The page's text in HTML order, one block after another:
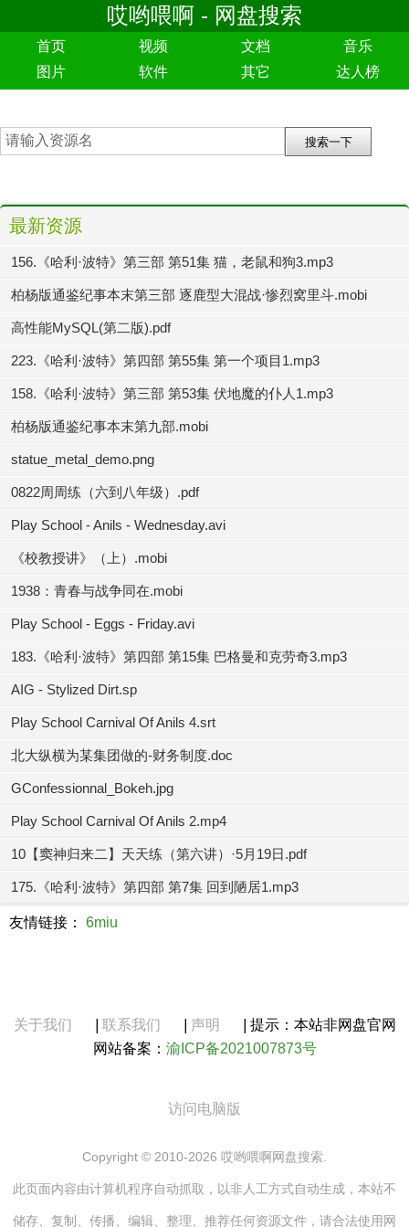
哎哟喂啊 - 网盘搜索
首页 视频 文档
音乐
图片
软件 其它 达人榜
最新资源
156.《哈利·波特》第三部 第51集 猫，老鼠和狗3.mp3
柏杨版通鉴纪事本末第三部 逐鹿型大混战·惨烈窝里斗.mobi
高性能MySQL(第二版).pdf
223.《哈利·波特》第四部 第55集 第一个项目1.mp3
158.《哈利·波特》第三部 第53集 伏地魔的仆人1.mp3
柏杨版通鉴纪事本末第九部.mobi
statue_metal_demo.png
0822周周练（六到八年级）.pdf
Play School - Anils - Wednesday.avi
《校教授讲》（上）.mobi
1938：青春与战争同在.mobi
Play School - Eggs - Friday.avi
183.《哈利·波特》第四部 第15集 巴格曼和克劳奇3.mp3
AIG - Stylized Dirt.sp
Play School Carnival Of Anils 4.srt
北大纵横为某集团做的-财务制度.doc
GConfessionnal_Bokeh.jpg
Play School Carnival Of Anils 2.mp4
10【窦神归来二】天天练（第六讲）·5月19日.pdf
175.《哈利·波特》第四部 第7集 回到陋居1.mp3
友情链接： 6miu
关于我们 联系我们 声明
提示：本站非网盘官网
网站备案： 渝ICP备2021007873号
访问电脑版
Copyright © 2010-2026 哎哟喂啊网盘搜索.
此页面内容由计算机程序自动抓取，以非人工方式自动生成，本站不
储存、复制、传播、编辑、整理、推荐任何资源文件，请合法使用网